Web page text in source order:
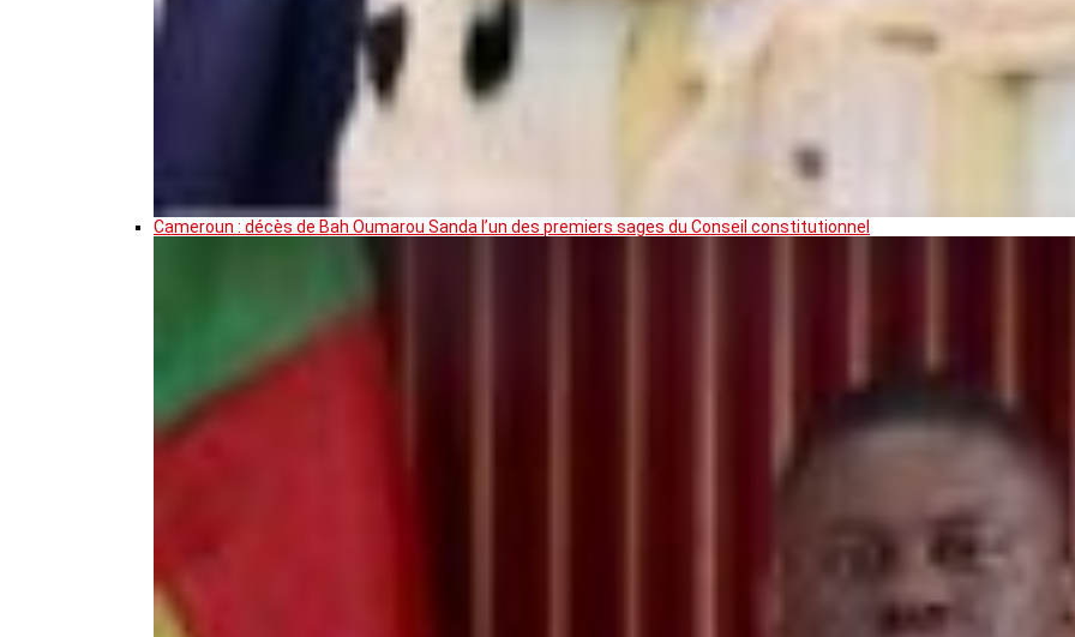
Cameroun : décès de Bah Oumarou Sanda l’un des premiers sages du Conseil constitutionnel